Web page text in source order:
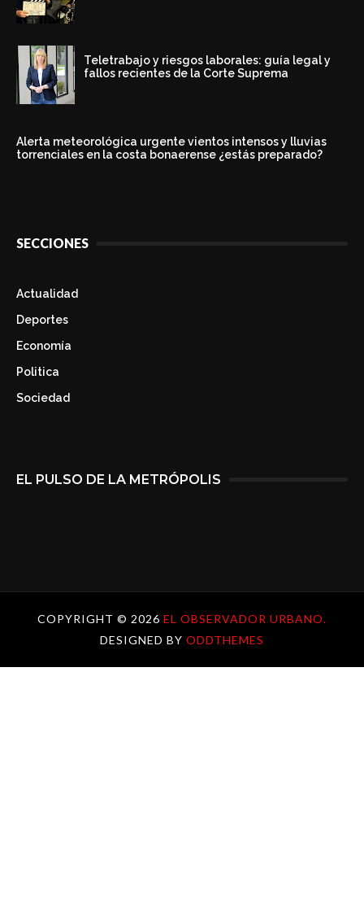
Teletrabajo y riesgos laborales: guía legal y
fallos recientes de la Corte Suprema
Alerta meteorológica urgente vientos intensos y lluvias
torrenciales en la costa bonaerense ¿estás preparado?
SECCIONES
Actualidad
Deportes
Economía
Politica
Sociedad
EL PULSO DE LA METRÓPOLIS
COPYRIGHT © 2026 EL OBSERVADOR URBANO.
DESIGNED BY ODDTHEMES